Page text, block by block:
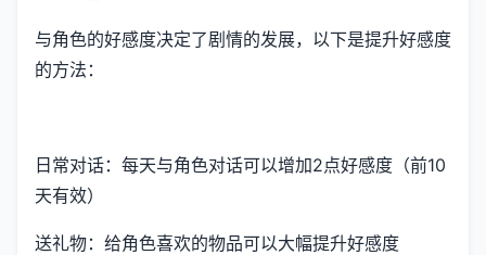
与角色的好感度决定了剧情的发展，以下是提升好感度
的方法：
日常对话：每天与角色对话可以增加2点好感度（前10
天有效）
送礼物：给角色喜欢的物品可以大幅提升好感度